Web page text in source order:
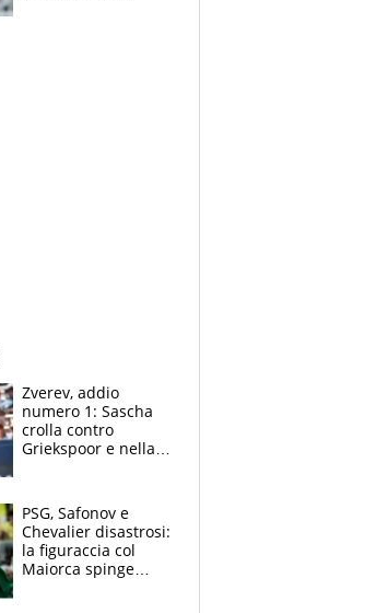
Zverev, addio
numero 1: Sascha
crolla contro
Griekspoor e nella
terzo. Quanti malori
a Montreal
PSG, Safonov e
Chevalier disastrosi:
la figuraccia col
Maiorca spinge